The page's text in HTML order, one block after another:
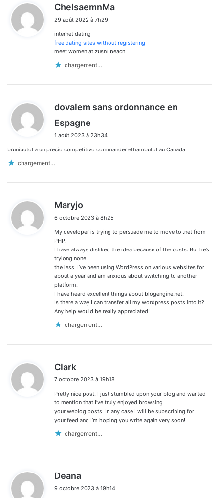
ChelsaemnMa
:
29 août 2022 à 7h29
internet dating
free dating sites without registering
meet women at zushi beach
chargement…
dovalem sans ordonnance en
Espagne
t
1 août 2023 à 23h34
brunibutol a un precio competitivo commander ethambutol au Canada
chargement…
Maryjo
t
6 octobre 2023 à 8h25
My developer is trying to persuade me to move to .net from
PHP.
I have always disliked the idea because of the costs. But he’s
tryiong none
the less. I’ve been using WordPress on various websites for
about a year and am anxious about switching to another
platform.
I have heard excellent things about blogengine.net.
Is there a way I can transfer all my wordpress posts into it?
Any help would be really appreciated!
chargement…
Clark
t
:
7 octobre 2023 à 19h18
Pretty nice post. I just stumbled upon your blog and wanted
to mention that I’ve truly enjoyed browsing
your weblog posts. In any case I will be subscribing for
your feed and I’m hoping you write again very soon!
chargement…
Deana
t
9 octobre 2023 à 19h14